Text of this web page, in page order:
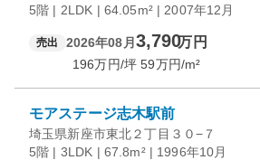
5階 | 2LDK | 64.05m² | 2007年12月
売出 2026年08月 3,790万円
196万円/坪 59万円/m²
モアステージ志木駅前
埼玉県新座市東北２丁目３０−７
5階 | 3LDK | 67.8m² | 1996年10月